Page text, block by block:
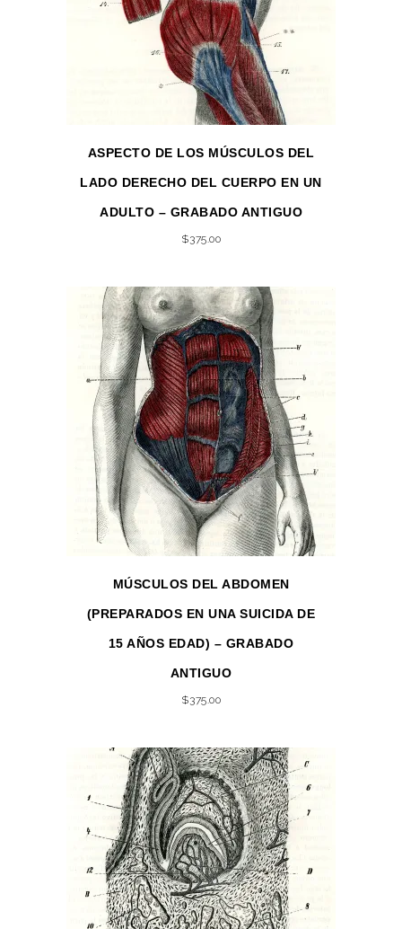
ASPECTO DE LOS MÚSCULOS DEL
LADO DERECHO DEL CUERPO EN UN
ADULTO – GRABADO ANTIGUO
$375.00
MÚSCULOS DEL ABDOMEN
(PREPARADOS EN UNA SUICIDA DE
15 AÑOS EDAD) – GRABADO
ANTIGUO
$375.00